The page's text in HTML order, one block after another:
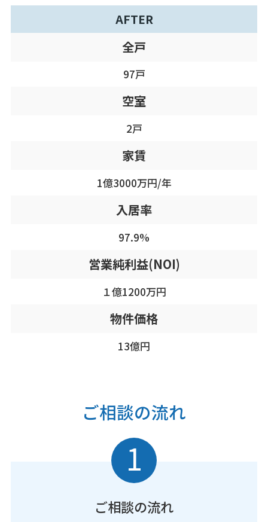
AFTER
全戸
97戸
空室
2戸
家賃
1億3000万円/年
入居率
97.9%
営業純利益(NOI)
１億1200万円
物件価格
13億円
ご相談の流れ
1
ご相談の流れ